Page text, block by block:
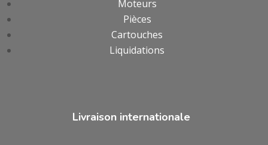
Moteurs
Pièces
Cartouches
Liquidations
Livraison internationale